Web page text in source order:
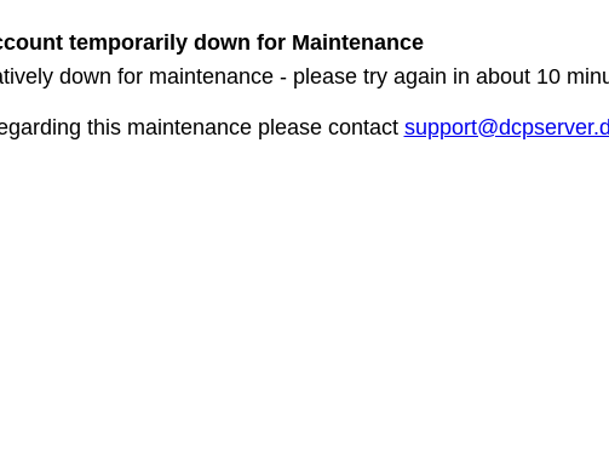
temporarily down for Maintenance
down for maintenance - please try again in about 10
this maintenance please contact